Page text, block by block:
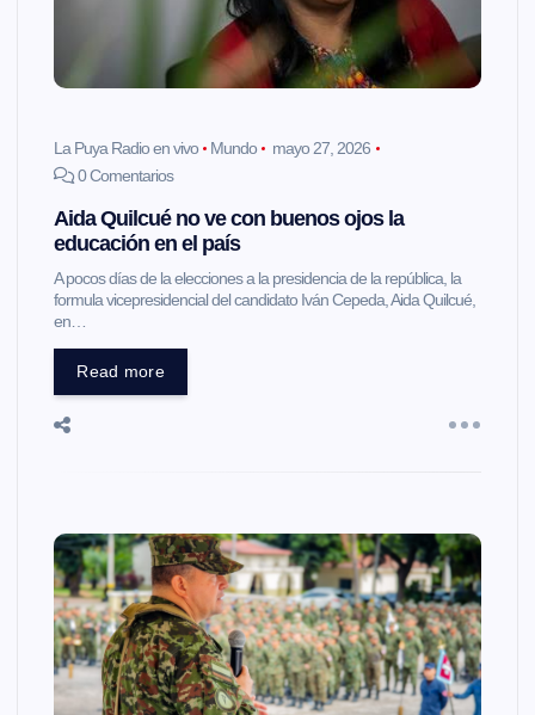
La Puya Radio en vivo Mundo
mayo 27, 2026
0 Comentarios
Aida Quilcué no ve con buenos ojos la
educación en el país
A pocos días de la elecciones a la presidencia de la república, la
formula vicepresidencial del candidato Iván Cepeda, Aida Quilcué,
en…
Read more